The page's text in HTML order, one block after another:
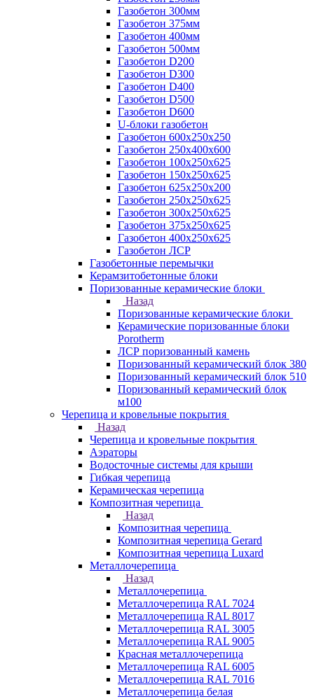
Газобетон 300мм
Газобетон 375мм
Газобетон 400мм
Газобетон 500мм
Газобетон D200
Газобетон D300
Газобетон D400
Газобетон D500
Газобетон D600
U-блоки газобетон
Газобетон 600x250x250
Газобетон 250x400x600
Газобетон 100х250х625
Газобетон 150х250х625
Газобетон 625х250х200
Газобетон 250х250х625
Газобетон 300х250х625
Газобетон 375х250х625
Газобетон 400х250х625
Газобетон ЛСР
Газобетонные перемычки
Керамзитобетонные блоки
Поризованные керамические блоки
Назад
Поризованные керамические блоки
Керамические поризованные блоки
Porotherm
ЛСР поризованный камень
Поризованный керамический блок 380
Поризованный керамический блок 510
Поризованный керамический блок
м100
Черепица и кровельные покрытия
Назад
Черепица и кровельные покрытия
Аэраторы
Водосточные системы для крыши
Гибкая черепица
Керамическая черепица
Композитная черепица
Назад
Композитная черепица
Композитная черепица Gerard
Композитная черепица Luxard
Металлочерепица
Назад
Металлочерепица
Металлочерепица RAL 7024
Металлочерепица RAL 8017
Металлочерепица RAL 3005
Металлочерепица RAL 9005
Красная металлочерепица
Металлочерепица RAL 6005
Металлочерепица RAL 7016
Металлочерепица белая